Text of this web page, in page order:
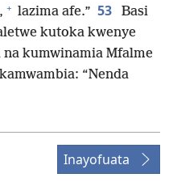
+ lazima afe.” 53
Basi
kutoka kwenye
kumwinamia Mfalme
“Nenda
Inayofuata